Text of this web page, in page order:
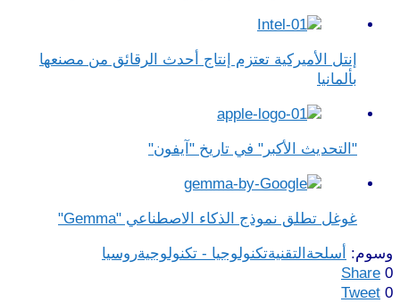
إنتل الأميركية تعتزم إنتاج أحدث الرقائق من مصنعها
بألمانيا
"التحديث الأكبر" في تاريخ "آيفون"
غوغل تطلق نموذج الذكاء الاصطناعي "Gemma"
وسوم: أسلحة التقنيةتكنولوجيا - تكنولوجيةروسيا
Share 0
Tweet 0